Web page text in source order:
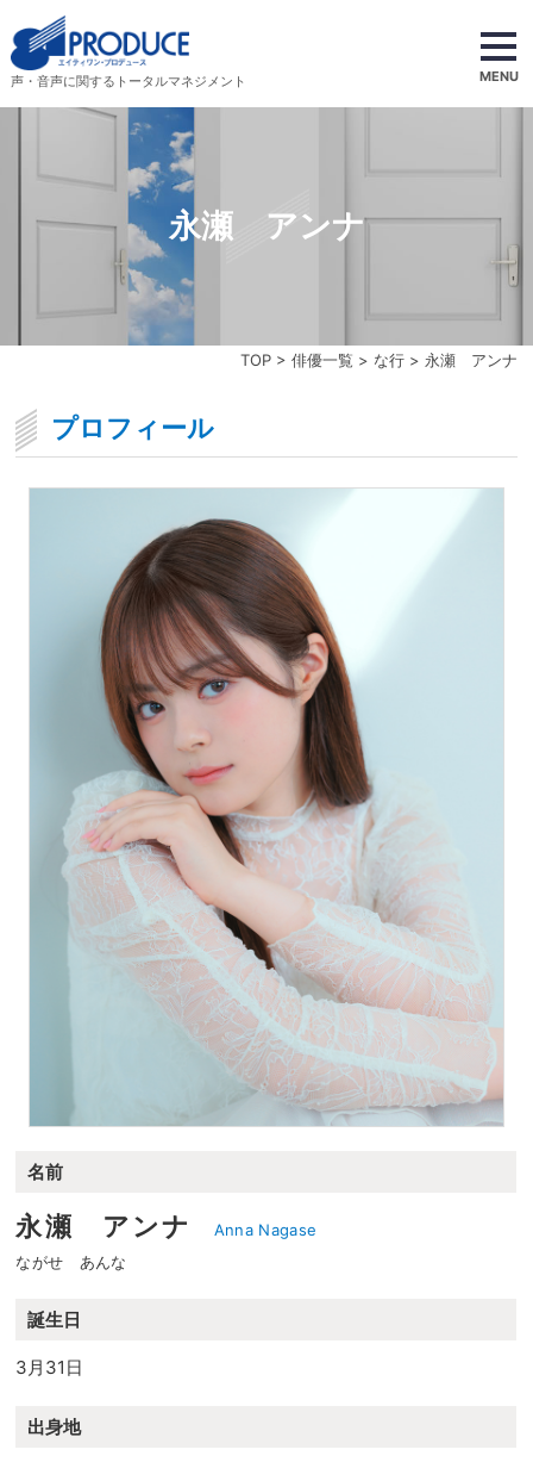
声・音声に関するトータルマネジメント MENU
TOP> 俳優一覧 > な行> 永瀬 アンナ
永瀬 アンナ
プロフィール
名前
永瀬 アンナ
Anna Nagase
ながせ あんな
誕生日
3月31日
出身地